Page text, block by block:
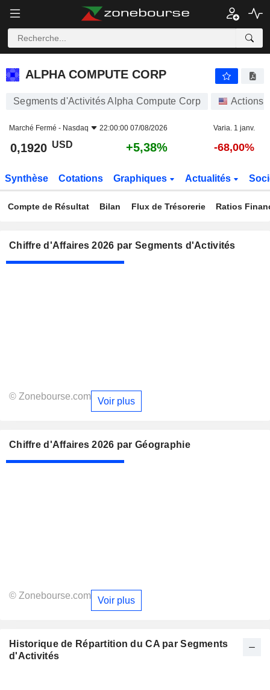
ALPHA COMPUTE CORP
ALPHA COMPUTE CORP
Segments d'Activités Alpha Compute Corp Actions
Marché Fermé - Nasdaq 22:00:00 07/08/2026 Varia. 1 janv.
0,1920 USD +5,38% -68,00%
Synthèse Cotations Graphiques Actualités
Compte de Résultat Bilan Flux de Trésorerie Ratios
Chiffre d'Affaires 2026 par Segments d'Activités
© Zonebourse.com Voir plus
Chiffre d'Affaires 2026 par Géographie
© Zonebourse.com Voir plus
Historique de Répartition du CA par Segments
d'Activités